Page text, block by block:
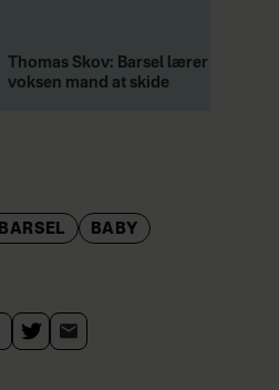
Thomas Skov: Barsel lærer
voksen mand at skide
BARSEL BABY